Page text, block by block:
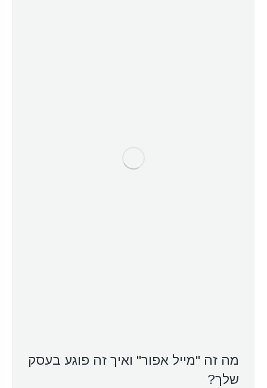
מה זה "מייל אפור" ואיך זה פוגע בעסק
שלך?